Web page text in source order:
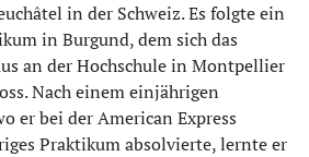
in der Schweiz. Es folgte ein
in Burgund, dem sich das
an der Hochschule in Montpellier
Nach einem einjährigen
er bei der American Express
Praktikum absolvierte, lernte er